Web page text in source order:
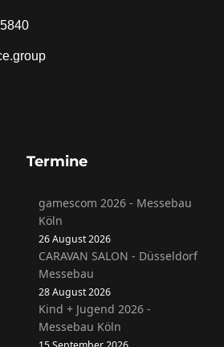
Termine
gamescom 2026 - Messebau
Köln
26 August 2026
CARAVAN SALON - Düsseldorf
Messebau
28 August 2026
Kind + Jugend 2026 -
Messebau Köln